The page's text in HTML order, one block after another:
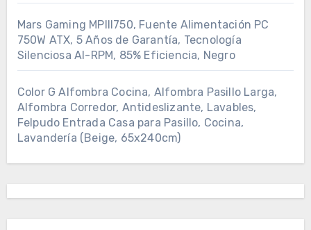
Mars Gaming MPIII750, Fuente Alimentación PC
750W ATX, 5 Años de Garantía, Tecnología
Silenciosa AI-RPM, 85% Eficiencia, Negro
Color G Alfombra Cocina, Alfombra Pasillo Larga,
Alfombra Corredor, Antideslizante, Lavables,
Felpudo Entrada Casa para Pasillo, Cocina,
Lavandería (Beige, 65x240cm)